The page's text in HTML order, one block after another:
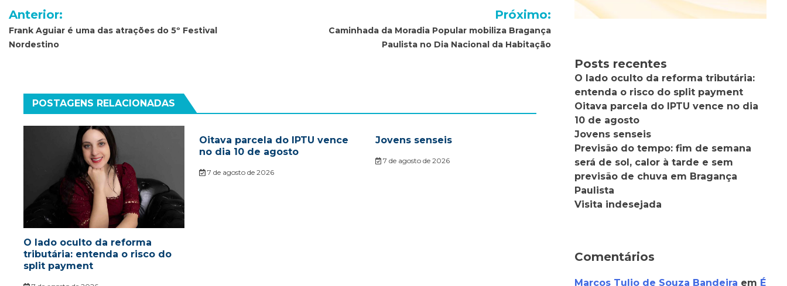
Navegação
de
Anterior:
Frank Aguiar é uma das atrações do 5º Festival
Nordestino
Próximo:
Caminhada da Moradia Popular mobiliza Bragança
Paulista no Dia Nacional da Habitação
POSTAGENS RELACIONADAS
O lado oculto da reforma
tributária: entenda o risco do
split payment
Oitava parcela do IPTU vence
no dia 10 de agosto
7 de agosto de 2026
Jovens senseis
7 de agosto de 2026
Posts recentes
O lado oculto da reforma tributária:
entenda o risco do split payment
Oitava parcela do IPTU vence no dia
10 de agosto
Jovens senseis
Previsão do tempo: fim de semana
será de sol, calor à tarde e sem
previsão de chuva em Bragança
Paulista
Visita indesejada
Comentários
Marcos Tulio de Souza Bandeira em É